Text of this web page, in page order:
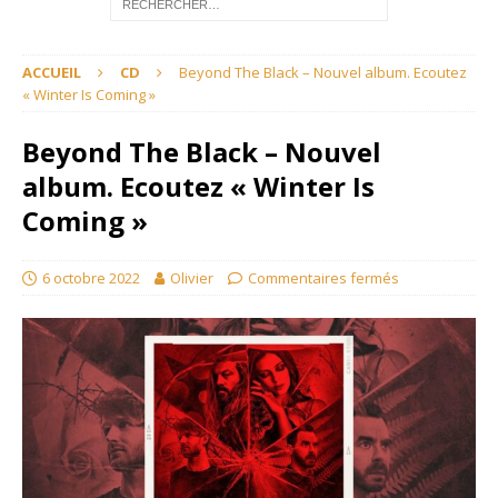
ACCUEIL CD
Beyond The Black – Nouvel album. Ecoutez
« Winter Is Coming »
Beyond The Black – Nouvel
album. Ecoutez « Winter Is
Coming »
6 octobre 2022 Olivier Commentaires fermés